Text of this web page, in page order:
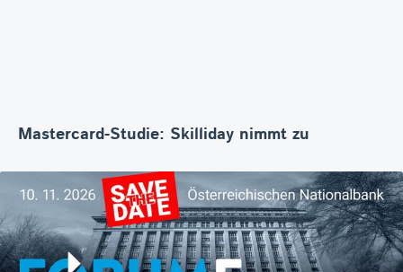
Mastercard-Studie: Skilliday nimmt zu